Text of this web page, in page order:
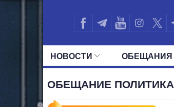
НОВОСТИ ОБЕЩАНИЯ
ОБЕЩАНИЕ ПОЛИТИКА